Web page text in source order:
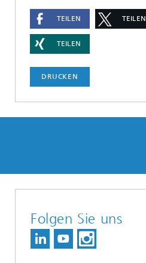
TEILEN TEILEN
TEILEN
DRUCKEN
Folgen Sie uns